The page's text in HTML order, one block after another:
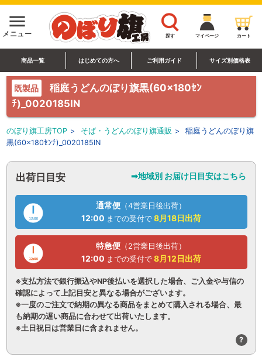
menu
メニュー 探す マイページ カート
商品一覧 はじめての方へ ご利用ガイド サイズ別価格表
既製品
稲庭うどんのぼり旗黒(60×180ｾﾝ
ﾁ)_0020185IN
のぼり旗工房TOP > そば・うどんのぼり旗通販 >
稲庭うどんのぼり旗
黒(60×180ｾﾝﾁ)_0020185IN
出荷日目安 ➡地域別 お届け日目安はこちら
通常便 （4営業日後出荷）
12:00 までの受付で 8月18日出荷
特急便 （2営業日後出荷）
12:00 までの受付で 8月12日出荷
※支払方法で銀行振込やNP後払いを選択した場合、ご入金や与信の
確認によって上記目安と異なる場合がございます。
※一度のご注文で納期の異なる商品をまとめて購入される場合、最
も納期の遅い商品に合わせて出荷いたします。
※土日祝日は営業日に含まれません。
?